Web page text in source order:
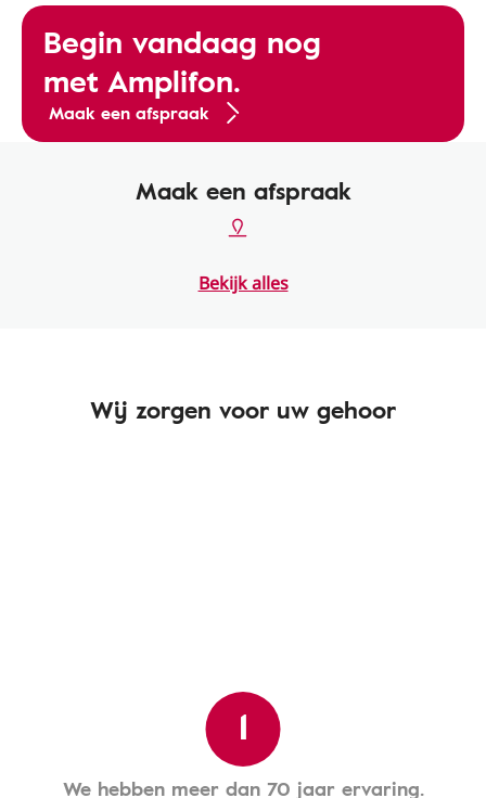
Begin vandaag nog
met Amplifon.
Maak een afspraak
Maak een afspraak
Bekijk alles
Wij zorgen voor uw gehoor
1
We hebben meer dan 70 jaar ervaring.